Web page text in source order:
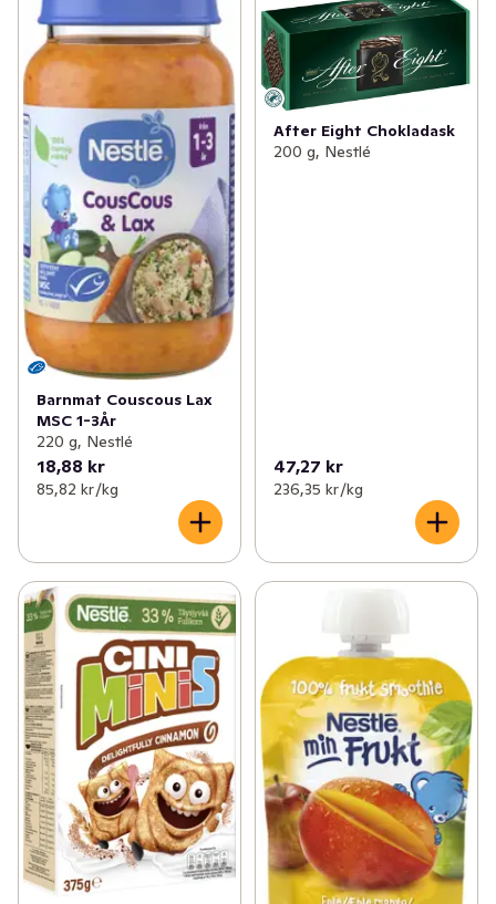
Barnmat Couscous Lax
MSC 1-3År
220 g, Nestlé
18,88 kr
85,82 kr /kg
After Eight Chokladask
200 g, Nestlé
47,27 kr
236,35 kr /kg